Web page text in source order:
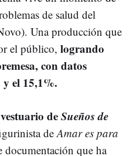
de salud del
Una producción que
el público, logrando
con datos
el 15,1%.
deSueños de
de Amar es para
documentación que ha